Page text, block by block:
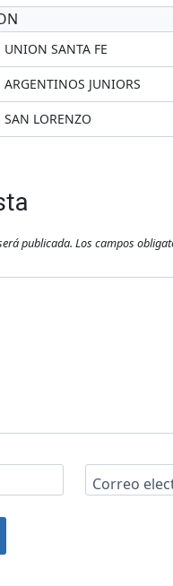
UNION SANTA FE
ARGENTINOS JUNIORS
SAN LORENZO
publicada. Los campos
Correo